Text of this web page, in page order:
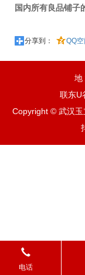
国内所有良品铺子
分享到： QQ空
地
联东U
Copyright © 武汉玉
电话